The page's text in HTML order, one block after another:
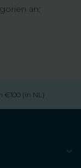
an:
€100 (in NL)